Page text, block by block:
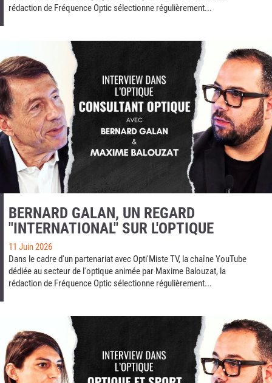
rédaction de Fréquence Optic sélectionne régulièrement...
BERNARD GALAN, UN REGARD
"INTERNATIONAL" SUR L'OPTIQUE
11 Juin 2026
Dans le cadre d'un partenariat avec Opti'Miste TV, la chaîne YouTube
dédiée au secteur de l'optique animée par Maxime Balouzat, la
rédaction de Fréquence Optic sélectionne régulièrement...